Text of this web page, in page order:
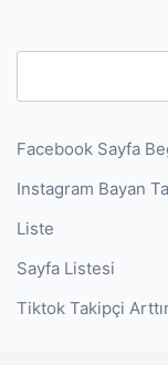
Facebook Sayfa
Instagram Bayan
Liste
Sayfa Listesi
Tiktok Takipçi